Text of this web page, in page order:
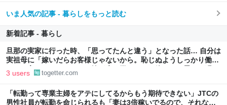
いま人気の記事 - 暮らしをもっと読む
新着記事 - 暮らし
旦那の実家に行った時、「思ってたんと違う」となった話… 自分は
実祖母に「嫁いだらお客様じゃないから。恥じぬようしっかり働
け」と言われていたので、嫁ぎ先で嫌われたら終わりと思い、張り
3 users togetter.com
「転勤って専業主婦をアテにしてるからもう期待できない」JTCの
男性社員が転勤を命じられるも「妻は3倍稼いでるので、それなら